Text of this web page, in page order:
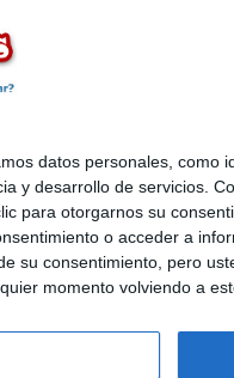
datos personales, como
y desarrollo de servicios.
para otorgarnos su
o acceder a
su consentimiento, pero
momento volviendo a
|Política de cookies
Madrid [ESPAÑA] - Tel.